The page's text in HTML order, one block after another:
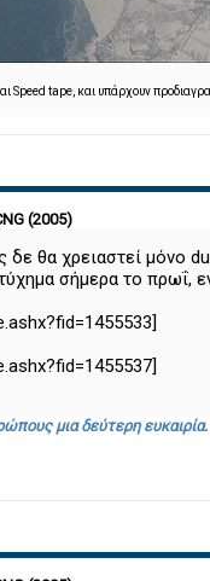
Speed tape, και υπάρχουν
(2005)
θα χρειαστεί μόνο
σήμερα το πρωΐ,
μια δεύτερη